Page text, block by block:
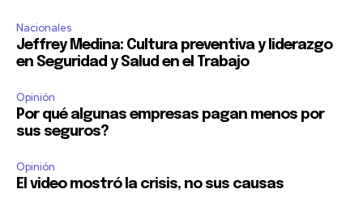
Nacionales
Jeffrey Medina: Cultura preventiva y liderazgo
en Seguridad y Salud en el Trabajo
Opinión
Por qué algunas empresas pagan menos por
sus seguros?
Opinión
El video mostró la crisis, no sus causas